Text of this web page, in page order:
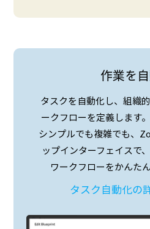
作業を
タスクを自動化し、組織
ークフローを定義します
シンプルでも複雑でも、
ップインターフェイスで
ワークフローをかんた
タスク自動化の